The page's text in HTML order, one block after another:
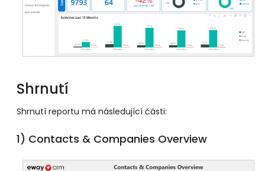
Shrnutí
Shrnutí reportu má následující části:
1) Contacts & Companies Overview